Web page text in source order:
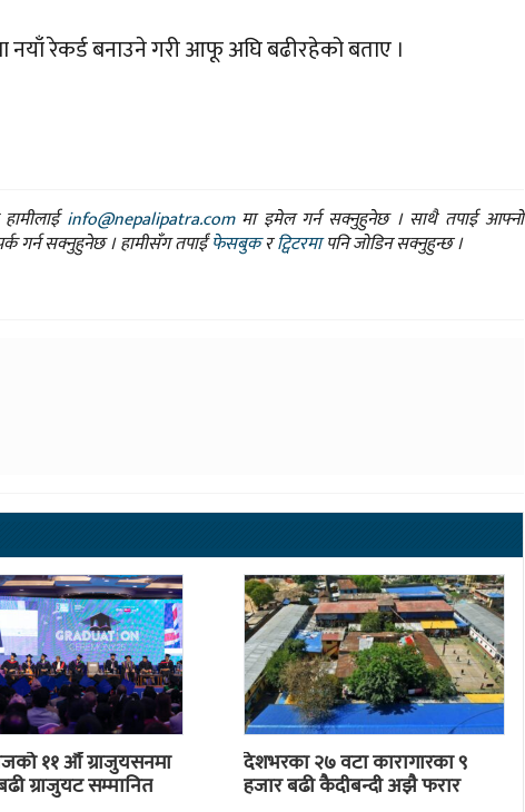
नयाँ रेकर्ड बनाउने गरी आफू अघि बढीरहेको बताए ।
info@nepalipatra.comमा इमेल गर्न सक्नुहुनेछ । साथै तपाई आफ्नो
गर्न सक्नुहुनेछ । हामीसँग तपाईंफेसबुकरट्विटरमापनि जोडिन सक्नुहुन्छ ।
११ औँ ग्राजुयसनमा
ग्राजुयट सम्मानित
देशभरका २७ वटा कारागारका ९
हजार बढी कैदीबन्दी अझै फरार